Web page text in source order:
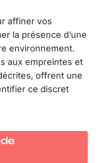
affiner vos
la présence d’une
environnement.
aux empreintes et
offrent une
ce discret